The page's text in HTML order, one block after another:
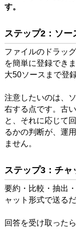
す。
ステップ2：ソー
ファイルのドラッ
を簡単に登録でき
大50ソースまで登
注意したいのは、
右する点です。古
と、それに応じて
るかの判断が、運
ません。
ステップ3：チャ
要約・比較・抽出
ャット形式で送るだ
回答を受け取った